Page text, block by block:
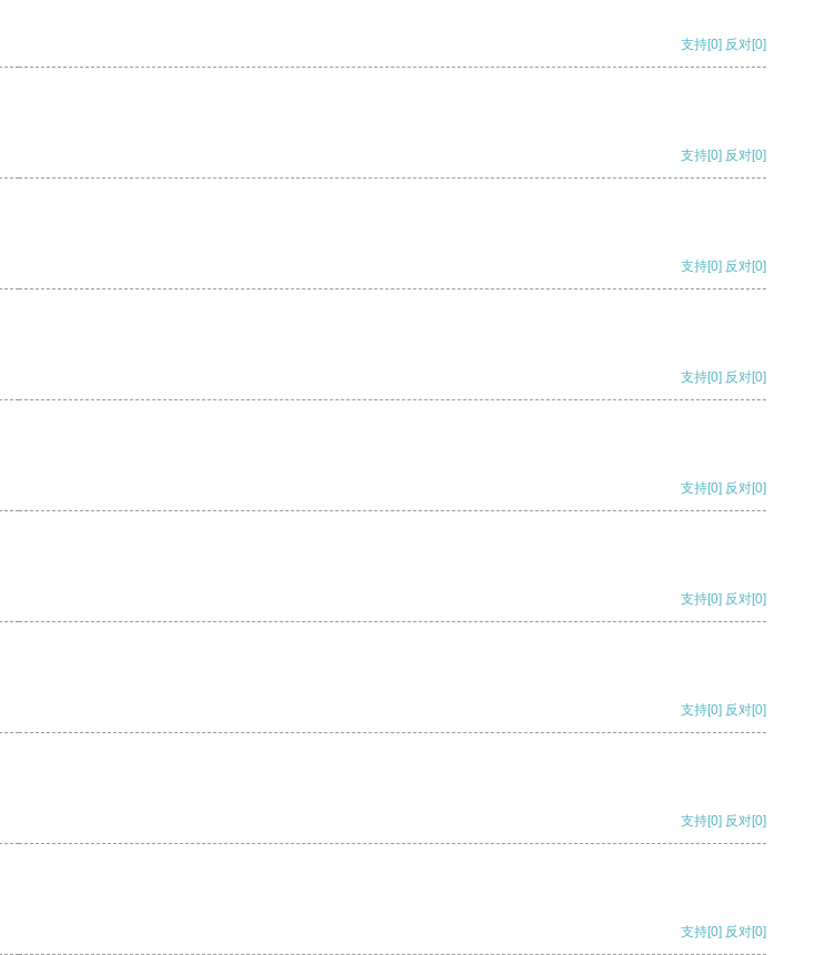
支持[0] 反对[0]
支持[0] 反对[0]
支持[0] 反对[0]
支持[0] 反对[0]
支持[0] 反对[0]
支持[0] 反对[0]
支持[0] 反对[0]
支持[0] 反对[0]
支持[0] 反对[0]